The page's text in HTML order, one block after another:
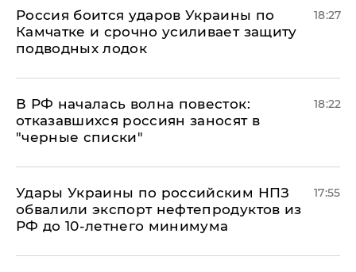
Россия боится ударов Украины по
Камчатке и срочно усиливает защиту
подводных лодок
18:27
​В РФ началась волна повесток:
отказавшихся россиян заносят в
"черные списки"
18:22
Удары Украины по российским НПЗ
обвалили экспорт нефтепродуктов из
РФ до 10-летнего минимума
17:55